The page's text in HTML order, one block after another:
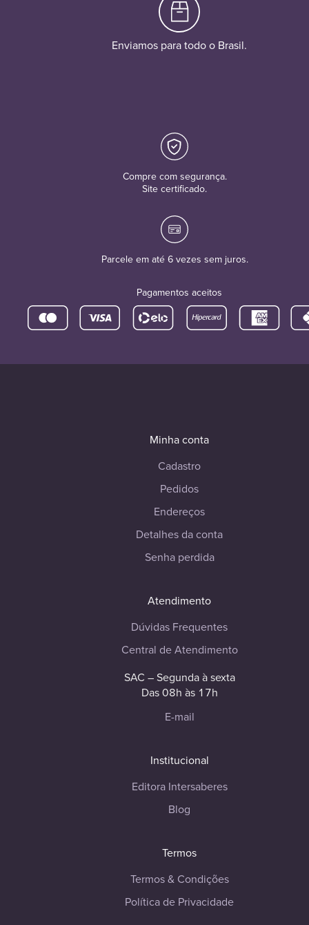
Enviamos para todo o Brasil.
Compre com segurança.
Site certificado.
Parcele em até 6 vezes sem juros.
Pagamentos aceitos
Minha conta
Cadastro
Pedidos
Endereços
Detalhes da conta
Senha perdida
Atendimento
Dúvidas Frequentes
Central de Atendimento
SAC – Segunda à sexta
Das 08h às 17h
E-mail
Institucional
Editora Intersaberes
Blog
Termos
Termos & Condições
Política de Privacidade